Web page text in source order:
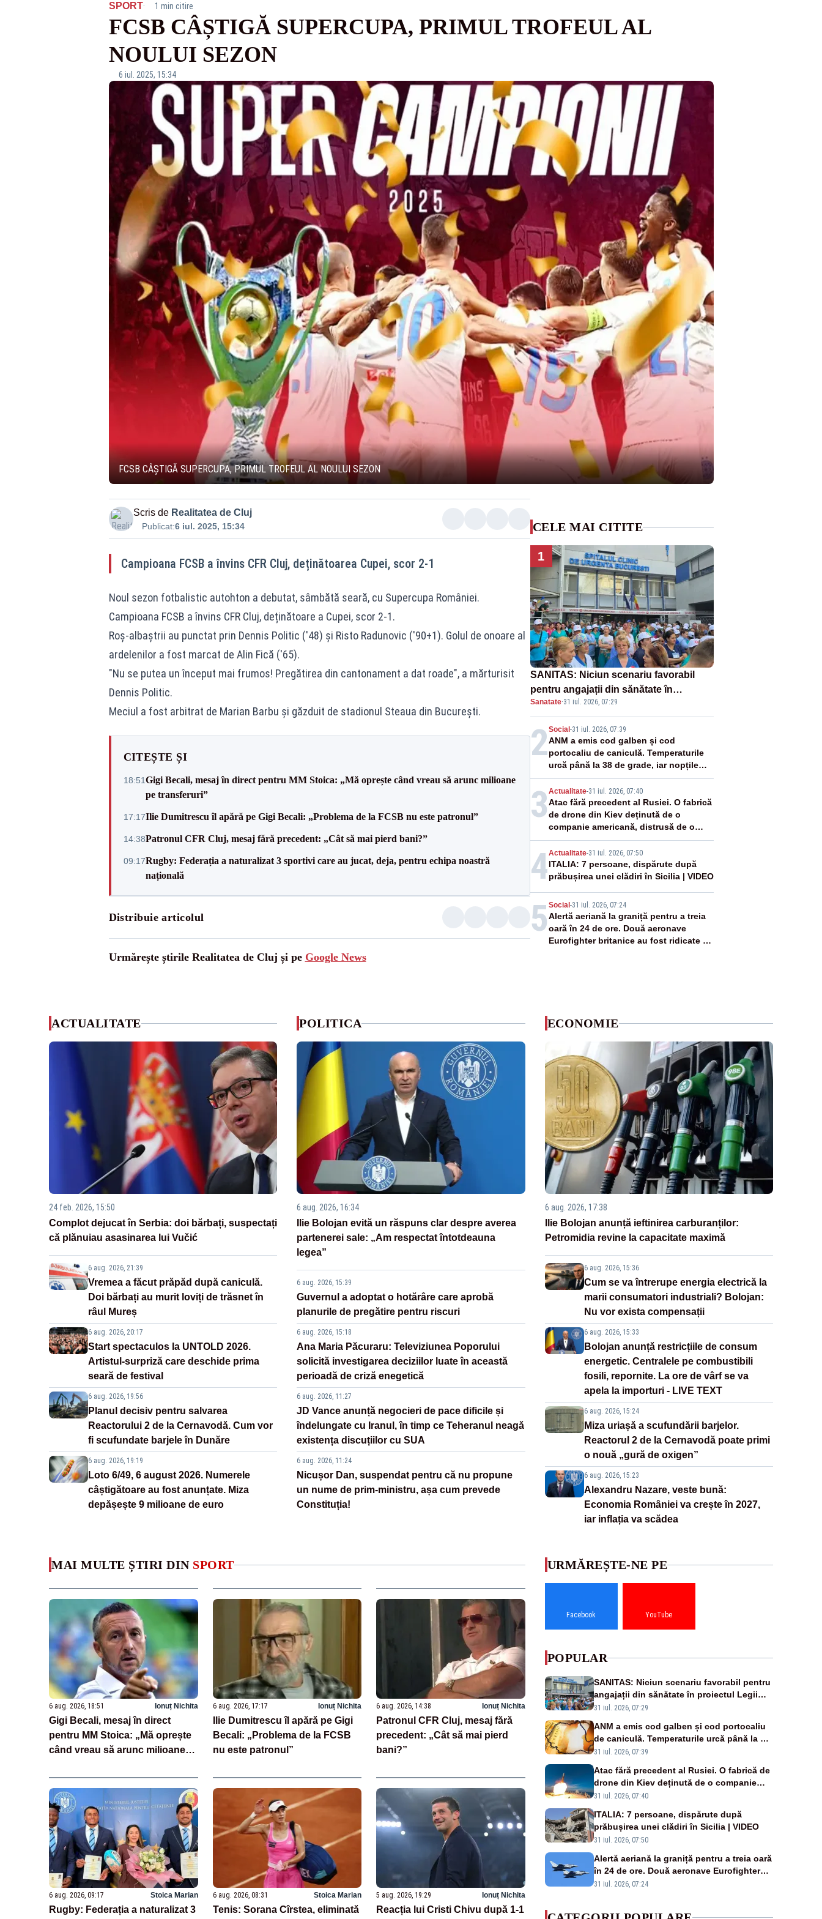
SPORT· 1 min citire
FCSB CÂȘTIGĂ SUPERCUPA, PRIMUL TROFEUL AL
NOULUI SEZON
6 iul. 2025, 15:34
FCSB CÂȘTIGĂ SUPERCUPA, PRIMUL TROFEUL AL NOULUI SEZON
Scris de Realitatea de Cluj
Publicat:6 iul. 2025, 15:34
Campioana FCSB a învins CFR Cluj, deținătoarea Cupei, scor 2-1
Noul sezon fotbalistic autohton a debutat, sâmbătă seară, cu Supercupa României.
Campioana FCSB a învins CFR Cluj, deținătoare a Cupei, scor 2-1.
Roș-albaștrii au punctat prin Dennis Politic ('48) şi Risto Radunovic ('90+1). Golul de onoare al
ardelenilor a fost marcat de Alin Fică ('65).
"Nu se putea un început mai frumos! Pregătirea din cantonament a dat roade", a mărturisit
Dennis Politic.
Meciul a fost arbitrat de Marian Barbu și găzduit de stadionul Steaua din București.
CITEȘTE ȘI
18:51Gigi Becali, mesaj în direct pentru MM Stoica: „Mă oprește când vreau să arunc milioane
pe transferuri”
17:17Ilie Dumitrescu îl apără pe Gigi Becali: „Problema de la FCSB nu este patronul”
14:38Patronul CFR Cluj, mesaj fără precedent: „Cât să mai pierd bani?”
09:17Rugby: Federația a naturalizat 3 sportivi care au jucat, deja, pentru echipa noastră
națională
Distribuie articolul
Urmărește știrile Realitatea de Cluj și pe Google News
CELE MAI CITITE
1
SANITAS: Niciun scenariu favorabil
pentru angajații din sănătate în
proiectul Legii salarizării
Sanatate·31 iul. 2026, 07:29
2Social -31 iul. 2026, 07:39
ANM a emis cod galben și cod
portocaliu de caniculă. Temperaturile
urcă până la 38 de grade, iar nopțile
devin tropicale
3 Actualitate-31 iul. 2026, 07:40
Atac fără precedent al Rusiei. O fabrică
de drone din Kiev deținută de o
companie americană, distrusă de o
rachetă rusească
4Actualitate-31 iul. 2026, 07:50
ITALIA: 7 persoane, dispărute după
prăbușirea unei clădiri în Sicilia | VIDEO
5 Social -31 iul. 2026, 07:24
Alertă aeriană la graniță pentru a treia
oară în 24 de ore. Două aeronave
Eurofighter britanice au fost ridicate de
ACTUALITATE
24 feb. 2026, 15:50
Complot dejucat în Serbia: doi bărbați, suspectați
că plănuiau asasinarea lui Vučić
6 aug. 2026, 21:39
Vremea a făcut prăpăd după caniculă.
Doi bărbați au murit loviți de trăsnet în
râul Mureș
6 aug. 2026, 20:17
Start spectaculos la UNTOLD 2026.
Artistul-surpriză care deschide prima
seară de festival
6 aug. 2026, 19:56
Planul decisiv pentru salvarea
Reactorului 2 de la Cernavodă. Cum vor
fi scufundate barjele în Dunăre
6 aug. 2026, 19:19
Loto 6/49, 6 august 2026. Numerele
câștigătoare au fost anunțate. Miza
depășește 9 milioane de euro
POLITICA
6 aug. 2026, 16:34
Ilie Bolojan evită un răspuns clar despre averea
partenerei sale: „Am respectat întotdeauna
legea”
6 aug. 2026, 15:39
Guvernul a adoptat o hotărâre care aprobă
planurile de pregătire pentru riscuri
6 aug. 2026, 15:18
Ana Maria Păcuraru: Televiziunea Poporului
solicită investigarea deciziilor luate în această
perioadă de criză enegetică
6 aug. 2026, 11:27
JD Vance anunță negocieri de pace dificile și
îndelungate cu Iranul, în timp ce Teheranul neagă
existența discuțiilor cu SUA
6 aug. 2026, 11:24
Nicușor Dan, suspendat pentru că nu propune
un nume de prim-ministru, așa cum prevede
Constituția!
ECONOMIE
6 aug. 2026, 17:38
Ilie Bolojan anunță ieftinirea carburanților:
Petromidia revine la capacitate maximă
6 aug. 2026, 15:36
Cum se va întrerupe energia electrică la
marii consumatori industriali? Bolojan:
Nu vor exista compensații
6 aug. 2026, 15:33
Bolojan anunță restricțiile de consum
energetic. Centralele pe combustibili
fosili, repornite. La ore de vârf se va
apela la importuri - LIVE TEXT
6 aug. 2026, 15:24
Miza uriașă a scufundării barjelor.
Reactorul 2 de la Cernavodă poate primi
o nouă „gură de oxigen”
6 aug. 2026, 15:23
Alexandru Nazare, veste bună:
Economia României va crește în 2027,
iar inflația va scădea
MAI MULTE ȘTIRI DIN SPORT
6 aug. 2026, 18:51 Ionuț Nichita
Gigi Becali, mesaj în direct
pentru MM Stoica: „Mă oprește
când vreau să arunc milioane
6 aug. 2026, 17:17 Ionuț Nichita
Ilie Dumitrescu îl apără pe Gigi
Becali: „Problema de la FCSB
nu este patronul”
6 aug. 2026, 14:38 Ionuț Nichita
Patronul CFR Cluj, mesaj fără
precedent: „Cât să mai pierd
bani?”
6 aug. 2026, 09:17 Stoica Marian
Rugby: Federația a naturalizat 3
6 aug. 2026, 08:31 Stoica Marian
Tenis: Sorana Cîrstea, eliminată
5 aug. 2026, 19:29 Ionuț Nichita
Reacția lui Cristi Chivu după 1-1
URMĂREȘTE-NE PE
Facebook YouTube
POPULAR
SANITAS: Niciun scenariu favorabil pentru
angajații din sănătate în proiectul Legii
salarizării
31 iul. 2026, 07:29
ANM a emis cod galben și cod portocaliu
de caniculă. Temperaturile urcă până la 38
de grade, iar nopțile devin tropicale
31 iul. 2026, 07:39
Atac fără precedent al Rusiei. O fabrică de
drone din Kiev deținută de o companie
americană, distrusă de o rachetă rusească
31 iul. 2026, 07:40
ITALIA: 7 persoane, dispărute după
prăbușirea unei clădiri în Sicilia | VIDEO
31 iul. 2026, 07:50
Alertă aeriană la graniță pentru a treia oară
în 24 de ore. Două aeronave Eurofighter
britanice au fost ridicate de la sol
31 iul. 2026, 07:24